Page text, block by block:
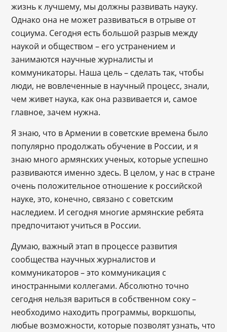
жизнь к лучшему, мы должны развивать науку.
Однако она не может развиваться в отрыве от
социума. Сегодня есть большой разрыв между
наукой и обществом – его устранением и
занимаются научные журналисты и
коммуникаторы. Наша цель – сделать так, чтобы
люди, не вовлеченные в научный процесс, знали,
чем живет наука, как она развивается и, самое
главное, зачем нужна.
Я знаю, что в Армении в советские времена было
популярно продолжать обучение в России, и я
знаю много армянских ученых, которые успешно
развиваются именно здесь. В целом, у нас в стране
очень положительное отношение к российской
науке, это, конечно, связано с советским
наследием. И сегодня многие армянские ребята
предпочитают учиться в России.
Думаю, важный этап в процессе развития
сообщества научных журналистов и
коммуникаторов – это коммуникация с
иностранными коллегами. Абсолютно точно
сегодня нельзя вариться в собственном соку –
необходимо находить программы, воркшопы,
любые возможности, которые позволят узнать, что